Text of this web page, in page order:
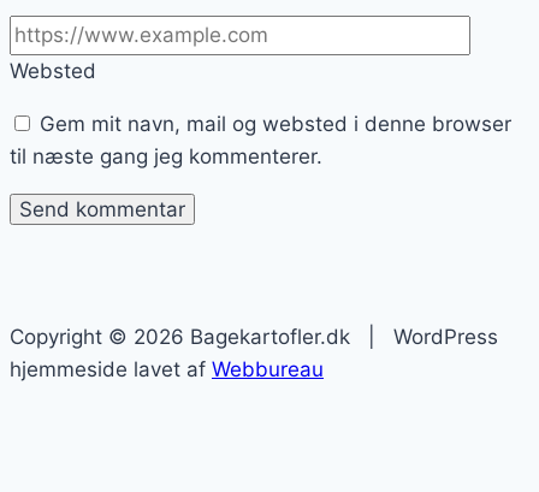
Websted
Gem mit navn, mail og websted i denne browser
til næste gang jeg kommenterer.
Copyright © 2026 Bagekartofler.dk | WordPress
hjemmeside lavet af Webbureau